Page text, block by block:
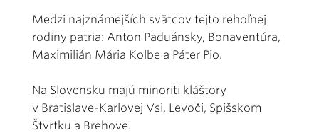
Medzi najznámejších svätcov tejto rehoľnej
rodiny patria: Anton Paduánsky, Bonaventúra,
Maximilián Mária Kolbe a Páter Pio.
Na Slovensku majú minoriti kláštory
v Bratislave-Karlovej Vsi, Levoči, Spišskom
Štvrtku a Brehove.